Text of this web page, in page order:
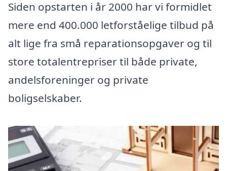
Siden opstarten i år 2000 har vi formidlet
mere end 400.000 letforståelige tilbud på
alt lige fra små reparationsopgaver og til
store totalentrepriser til både private,
andelsforeninger og private
boligselskaber.